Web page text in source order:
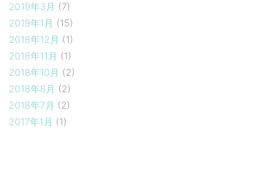
2019年3月 (7)
2019年1月 (15)
2018年12月 (1)
2018年11月 (1)
2018年10月 (2)
2018年8月 (2)
2018年7月 (2)
2017年1月 (1)